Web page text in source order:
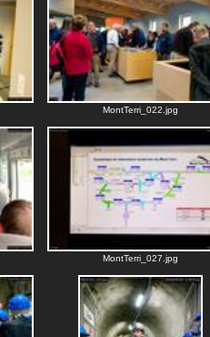
MontTerri_022.jpg
MontTerri_027.jpg